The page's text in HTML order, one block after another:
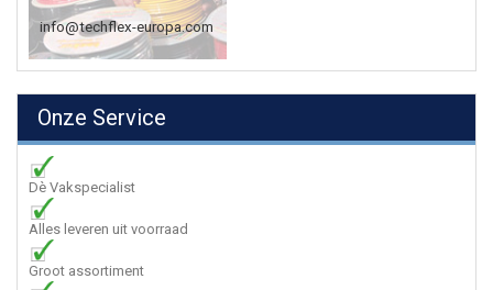
info@techflex-europa.com
Onze Service
Dè Vakspecialist
Alles leveren uit voorraad
Groot assortiment